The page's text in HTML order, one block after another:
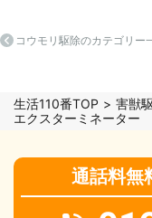
コウモリ駆除のカテゴリー
生活110番TOP 害獣
エクスターミネーター
通話料無